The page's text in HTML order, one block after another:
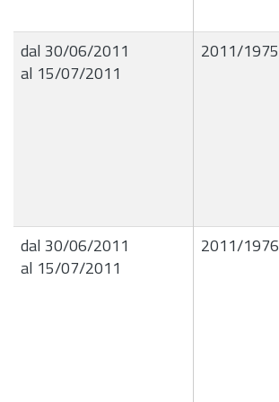
dal 30/06/2011
al 15/07/2011
2011/1975
dal 30/06/2011
al 15/07/2011
2011/1976